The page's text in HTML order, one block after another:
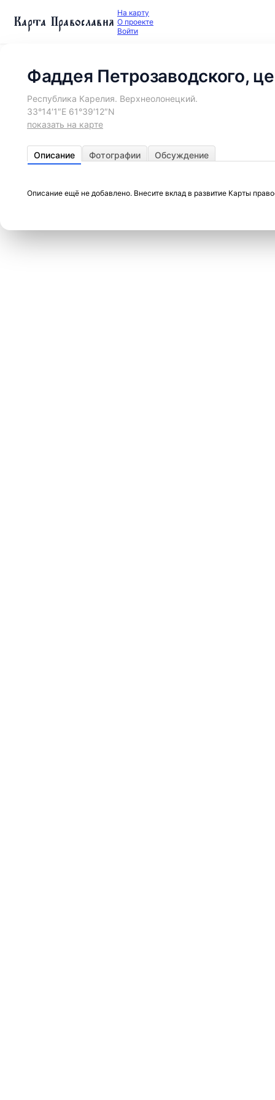
Карта Православия На карту
О проекте
Войти
Фаддея Петрозаводского,
Республика Карелия. Верхнеолонецкий.
33°14′1″E 61°39′12″N
показать на карте
Описание Фотографии Обсуждение
Описание ещё не добавлено. Внесите вклад в развитие Карты